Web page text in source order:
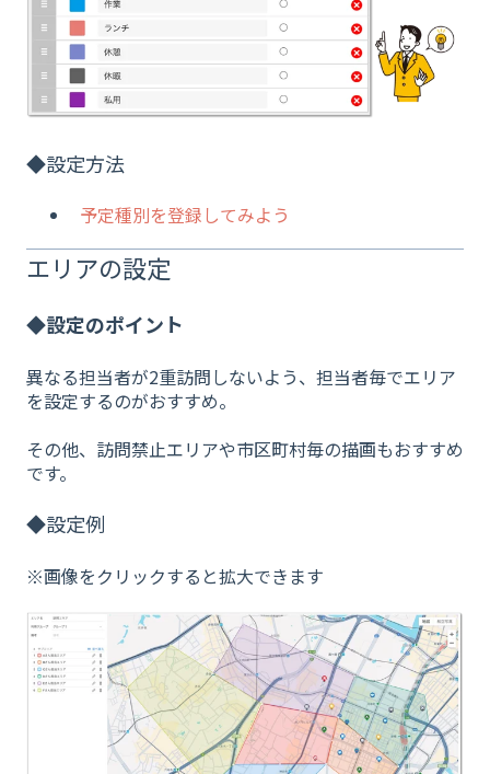
◆設定方法
予定種別を登録してみよう
エリアの設定
◆設定のポイント
異なる担当者が2重訪問しないよう、担当者毎でエリア
を設定するのがおすすめ。
その他、訪問禁止エリアや市区町村毎の描画もおすすめ
です。
◆設定例
※画像をクリックすると拡大できます